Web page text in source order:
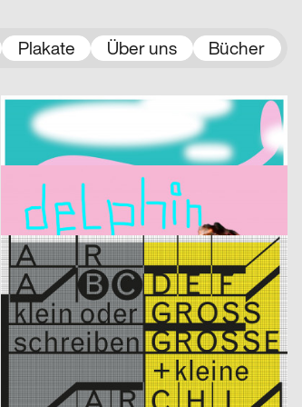
Plakate Über uns Bücher
Niklas Berlec, Hahn Mark Julien
2019
Ten Years After – 10 Jahre Talentstiftung Henning Tögel
Drasdos – Form Follows Us
Delphin Garage
Claudiabasel Grafik & Interaktion CH
2019
AR Specimen
Data-Orbit CH
2019
Bricolage
Arbnore Toska
2019